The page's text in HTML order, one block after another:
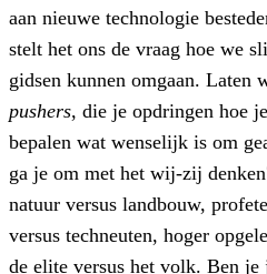
aan nieuwe technologie
stelt het ons de vraag hoe we
gidsen kunnen omgaan. Laten
pushers, die je opdringen hoe
bepalen wat wenselijk is om
ga je om met het wij-zij
natuur versus landbouw,
versus techneuten, hoger
de elite versus het volk. Ben je